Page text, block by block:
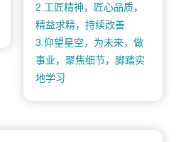
2.工匠精神，匠心品质，
精益求精，持续改善
3.仰望星空，为未来，做
事业，聚焦细节，脚踏实
地学习